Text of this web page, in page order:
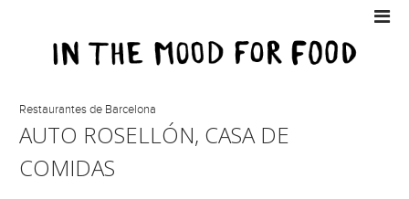
Restaurantes de Barcelona
AUTO ROSELLÓN, CASA DE
COMIDAS